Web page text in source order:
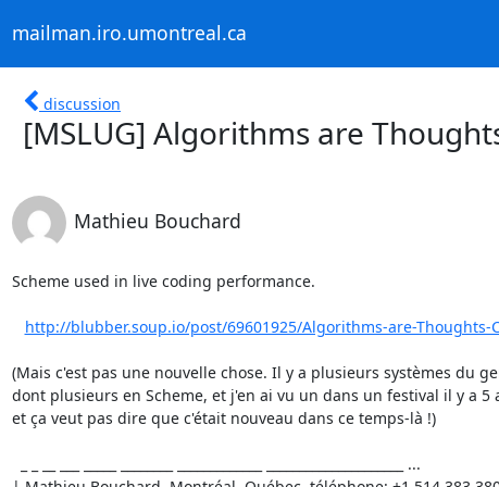
mailman.iro.umontreal.ca
discussion
[MSLUG] Algorithms are
Mathieu Bouchard
Scheme used in live coding performance.
http://blubber.soup.io/post/69601925/Algorithms-are-Thoughts-
(Mais c'est pas une nouvelle chose. Il y a plusieurs systèmes du
dont plusieurs en Scheme, et j'en ai vu un dans un festival il y a 5
et ça veut pas dire que c'était nouveau dans ce temps-là !)